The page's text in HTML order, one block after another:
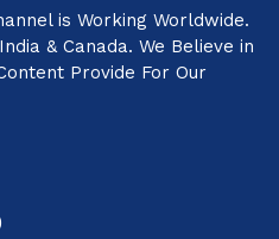
is Working Worldwide.
& Canada. We Believe in
Provide For Our